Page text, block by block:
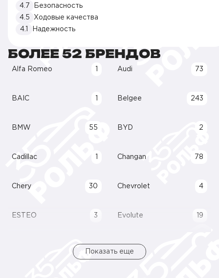
4.7
Безопасность
4.5
Ходовые качества
4.1
Надежность
БОЛЕЕ 52 БРЕНДОВ
Alfa Romeo Audi 73
BAIC Belgee 243
BMW 55 BYD 2
Cadillac Changan 78
Chery 30 Chevrolet 4
ESTEO 3 Evolute 19
Показать еще